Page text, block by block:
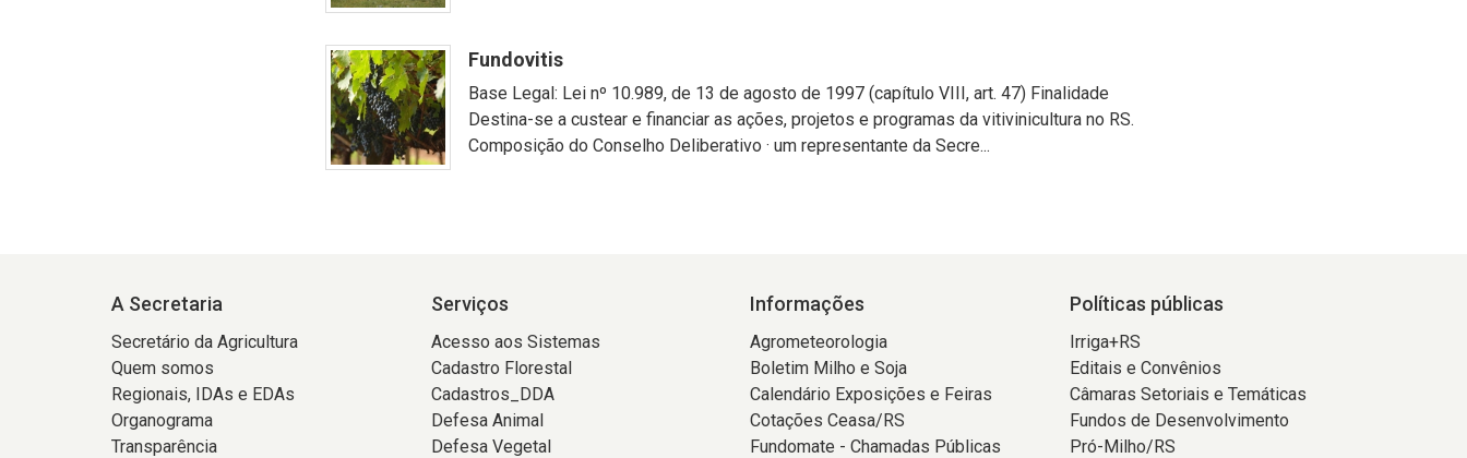
Fundovitis
Base Legal: Lei nº 10.989, de 13 de agosto de 1997 (capítulo VIII, art. 47) Finalidade
Destina-se a custear e financiar as ações, projetos e programas da vitivinicultura no RS.
Composição do Conselho Deliberativo · um representante da Secre...
A Secretaria
Secretário da Agricultura
Quem somos
Regionais, IDAs e EDAs
Organograma
Transparência
Serviços
Acesso aos Sistemas
Cadastro Florestal
Cadastros_DDA
Defesa Animal
Defesa Vegetal
Informações
Agrometeorologia
Boletim Milho e Soja
Calendário Exposições e Feiras
Cotações Ceasa/RS
Fundomate - Chamadas Públicas
Políticas públicas
Irriga+RS
Editais e Convênios
Câmaras Setoriais e Temáticas
Fundos de Desenvolvimento
Pró-Milho/RS